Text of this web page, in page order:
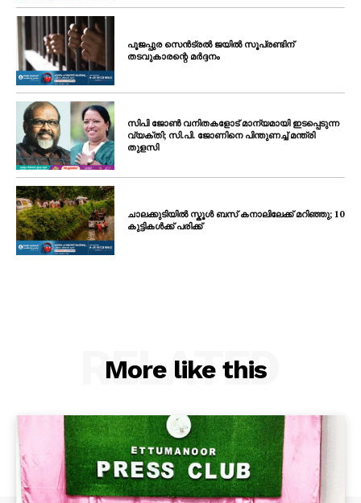
പൂജപ്പുര സെൻട്രൽ ജയിൽ സൂപ്രണ്ടിന്
തടവുകാരന്റെ മർദ്ദനം
സിപി ജോൺ വനിതകളോട് മാന്യമായി ഇടപ്പെടുന്ന
വ്യക്തി; സി.പി. ജോണിനെ പിന്തുണച്ച് മന്ത്രി
തുളസി
ചാലക്കുടിയിൽ സ്കൂൾ ബസ് കനാലിലേക്ക് മറിഞ്ഞു; 10
കുട്ടികൾക്ക് പരിക്ക്
More like this
RELATED